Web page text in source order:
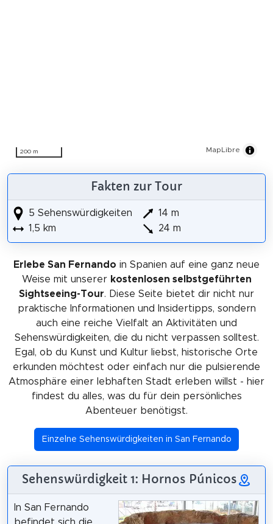
200 m MapLibre
Fakten zur Tour
5 Sehenswürdigkeiten
1,5 km
14 m
24 m
Erlebe San Fernando in Spanien auf eine ganz neue
Weise mit unserer kostenlosen selbstgeführten
Sightseeing-Tour. Diese Seite bietet dir nicht nur
praktische Informationen und Insidertipps, sondern
auch eine reiche Vielfalt an Aktivitäten und
Sehenswürdigkeiten, die du nicht verpassen solltest.
Egal, ob du Kunst und Kultur liebst, historische Orte
erkunden möchtest oder einfach nur die pulsierende
Atmosphäre einer lebhaften Stadt erleben willst - hier
findest du alles, was du für dein persönliches
Abenteuer benötigst.
Einzelne Sehenswürdigkeiten in San Fernando
Sehenswürdigkeit 1: Hornos Púnicos
In San Fernando
befindet sich die